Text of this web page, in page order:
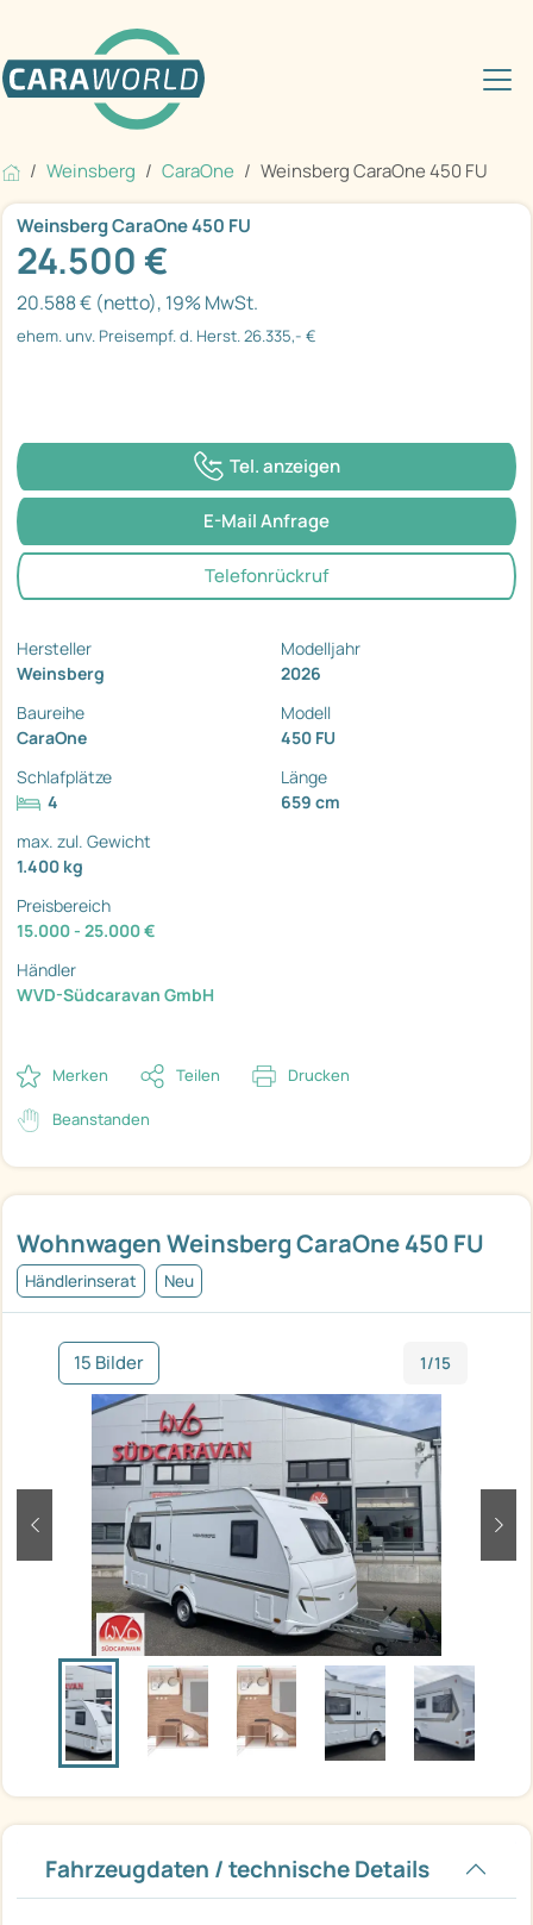
Weinsberg CaraOne Weinsberg CaraOne 450 FU
Wohnwagen Weinsberg CaraOne 450 FU
Händlerinserat Neu
15 Bilder 1/15
zurück
Fahrzeugdaten / technische Details
Weinsberg CaraOne 450 FU
24.500 €
20.588 € (netto), 19% MwSt.
ehem. unv. Preisempf. d. Herst. 26.335,- €
Tel. anzeigen
E-Mail Anfrage
Telefonrückruf
Hersteller
Weinsberg
Modelljahr
2026
Baureihe
CaraOne
Modell
450 FU
Schlafplätze
4
Länge
659 cm
max. zul. Gewicht
1.400 kg
Preisbereich
15.000 - 25.000 €
Händler
WVD-Südcaravan GmbH
Merken Teilen Drucken
Beanstanden